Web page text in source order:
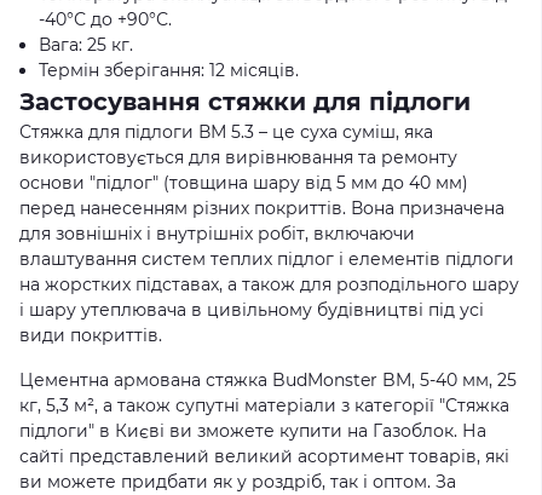
-40°С до +90°С.
Вага: 25 кг.
Термін зберігання: 12 місяців.
Застосування стяжки для підлоги
Стяжка для підлоги ВМ 5.3 – це суха суміш, яка
використовується для вирівнювання та ремонту
основи "підлог" (товщина шару від 5 мм до 40 мм)
перед нанесенням різних покриттів. Вона призначена
для зовнішніх і внутрішніх робіт, включаючи
влаштування систем теплих підлог і елементів підлоги
на жорстких підставах, а також для розподільного шару
і шару утеплювача в цивільному будівництві під усі
види покриттів.
Цементна армована стяжка BudMonster BM, 5-40 мм, 25
кг, 5,3 м², а також супутні матеріали з категорії "Стяжка
підлоги" в Києві ви зможете купити на Газоблок. На
сайті представлений великий асортимент товарів, які
ви можете придбати як у роздріб, так і оптом. За